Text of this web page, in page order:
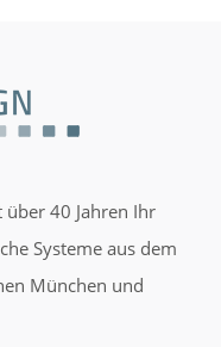
über 40 Jahren Ihr
Systeme aus dem
München und